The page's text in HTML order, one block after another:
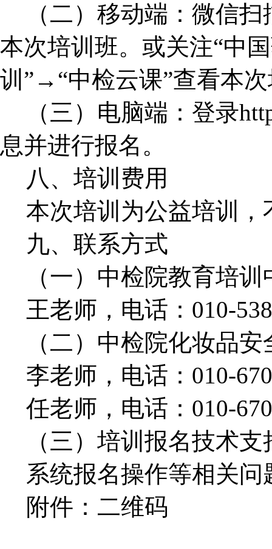
（二）移动端：微信
本次培训班。或关注“中
训”→“中检云课”查看本
（三）电脑端：登录
息并进行报名。
八、培训费用
本次培训为公益培训，
九、联系方式
（一）中检院教育培训
王老师，电话：010-
（二）中检院化妆品
李老师，电话：010-
任老师，电话：010-
（三）培训报名技术支
系统报名操作等相关问
附件：二维码